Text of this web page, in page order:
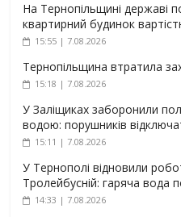
На Тернопільщині державі
квартирний будинок
15:55 | 7.08.2026
Тернопільщина втратила
15:18 | 7.08.2026
У Заліщиках заборонили
водою: порушників
15:11 | 7.08.2026
У Тернополі відновили
Тролейбусній: гаряча вода
14:33 | 7.08.2026